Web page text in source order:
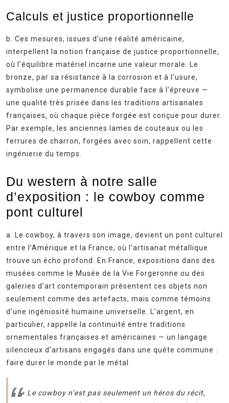
Calculs et justice proportionnelle
b. Ces mesures, issues d’une réalité américaine,
interpellent la notion française de justice proportionnelle,
où l’équilibre matériel incarne une valeur morale. Le
bronze, par sa résistance à la corrosion et à l’usure,
symbolise une permanence durable face à l’épreuve —
une qualité très prisée dans les traditions artisanales
françaises, où chaque pièce forgée est conçue pour durer.
Par exemple, les anciennes lames de couteaux ou les
ferrures de charron, forgées avec soin, rappellent cette
ingénierie du temps.
Du western à notre salle
d’exposition : le cowboy comme
pont culturel
a. Le cowboy, à travers son image, devient un pont culturel
entre l’Amérique et la France, où l’artisanat métallique
trouve un écho profond. En France, expositions dans des
musées comme le Musée de la Vie Forgeronne ou des
galeries d’art contemporain présentent ces objets non
seulement comme des artefacts, mais comme témoins
d’une ingéniosité humaine universelle. L’argent, en
particulier, rappelle la continuité entre traditions
ornementales françaises et américaines — un langage
silencieux d’artisans engagés dans une quête commune :
faire durer le monde par le métal.
_« Le cowboy n’est pas seulement un héros du récit,